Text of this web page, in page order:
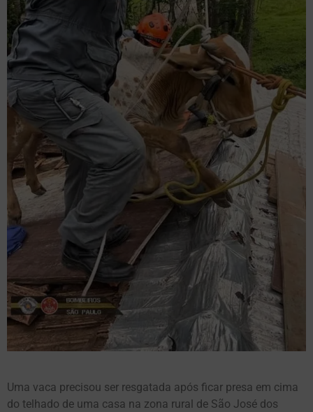
Uma vaca precisou ser resgatada após ficar presa em cima
do telhado de uma casa na zona rural de São José dos